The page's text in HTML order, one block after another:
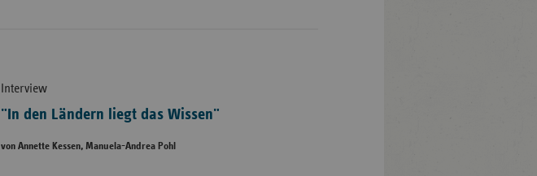
Interview
"In den Ländern liegt das Wissen"
von Annette Kessen, Manuela-Andrea Pohl